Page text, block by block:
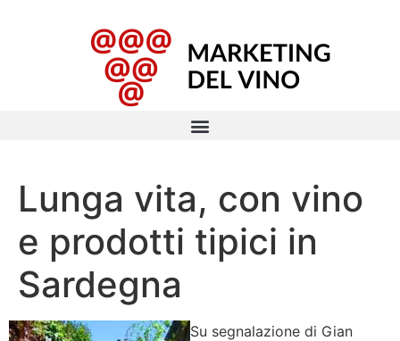
Lunga vita, con vino
e prodotti tipici in
Sardegna
Su segnalazione di Gian